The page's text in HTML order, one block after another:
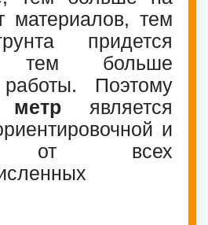
материалов, тем
придется
тем больше
Поэтому
является
и
от всех